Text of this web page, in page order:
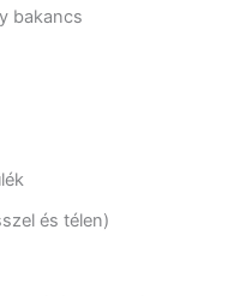
bakancs
és télen)